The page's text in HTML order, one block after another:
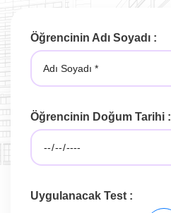
Öğrencinin Adı Soyadı :
Öğrencinin Doğum Tarihi :
Uygulanacak Test :